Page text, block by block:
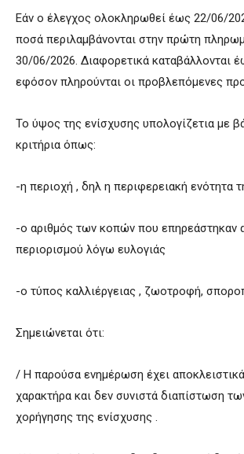
Εάν ο έλεγχος ολοκληρωθεί έως 22/06/
ποσά περιλαμβάνονται στην πρώτη
30/06/2026. Διαφορετικά καταβάλλονται
εφόσον πληρούνται οι προβλεπόμενες
Το ύψος της ενίσχυσης υπολογίζετια με
κριτήρια όπως:
-η περιοχή , δηλ η περιφερειακή ενότητα
-ο αριθμός των κοπών που επηρεάστηκαν
περιορισμού λόγω ευλογιάς
-ο τύπος καλλιέργειας , ζωοτροφή,
Σημειώνεται ότι:
/ Η παρούσα ενημέρωση έχει
χαρακτήρα και δεν συνιστά διαπίστωση
χορήγησης της ενίσχυσης .